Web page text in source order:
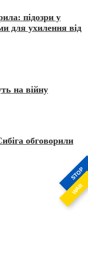
STOP
WAR
підозри у
для ухилення від
на війну
обговорили